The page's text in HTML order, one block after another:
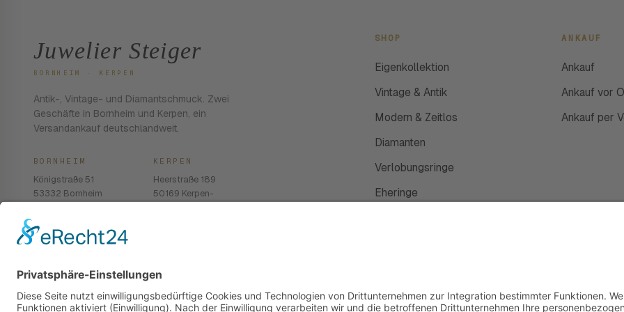
Juwelier Steiger
BORNHEIM · KERPEN
Antik-, Vintage- und Diamantschmuck. Zwei
Geschäfte in Bornheim und Kerpen, ein
Versandankauf deutschlandweit.
BORNHEIM
Königstraße 51
53332 Bornheim
KERPEN
Heerstraße 189
50169 Kerpen-
SHOP
Eigenkollektion
Vintage & Antik
Modern & Zeitlos
Diamanten
Verlobungsringe
Eheringe
ANKAUF
Ankauf
Ankauf vor
Ankauf per